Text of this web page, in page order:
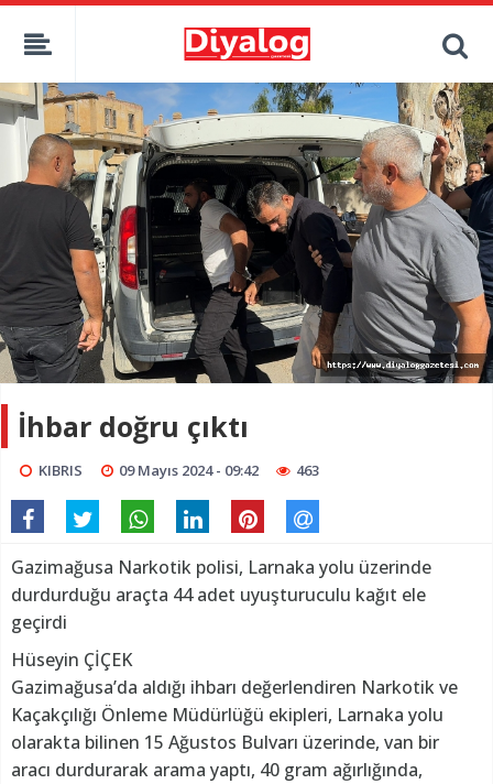
İhbar doğru çıktı
KIBRIS 09 Mayıs 2024 - 09:42 463
Gazimağusa Narkotik polisi, Larnaka yolu üzerinde
durdurduğu araçta 44 adet uyuşturuculu kağıt ele
geçirdi
Hüseyin ÇİÇEK
Gazimağusa’da aldığı ihbarı değerlendiren Narkotik ve
Kaçakçılığı Önleme Müdürlüğü ekipleri, Larnaka yolu
olarakta bilinen 15 Ağustos Bulvarı üzerinde, van bir
aracı durdurarak arama yaptı, 40 gram ağırlığında,